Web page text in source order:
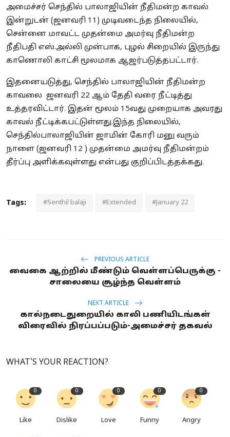
அமைச்சர் செந்தில் பாலாஜியின் நீதிமன்ற காவல்
இன்றுடன் (ஜனவரி 11) முடிவடைந்த நிலையில்,
சென்னை மாவட்ட முதன்மை அமர்வு நீதிமன்ற
நீதிபதி எஸ்.அல்லி முன்பாக, புழல் சிறையில் இருந்து
காணொலி காட்சி மூலமாக ஆஜர்படுத்தபட்டார்.
இதனையடுத்து, செந்தில் பாலாஜியின் நீதிமன்ற
காவலை ஜனவரி 22 ஆம் தேதி வரை நீட்டித்து
உத்தரவிட்டார். இதன் மூலம் 15வது முறையாக அவரது
காவல் நீட்டிக்கபட்டுள்ளது.இந்த நிலையில்,
செந்தில்பாலாஜியின் ஜாமின் கோரி மனு வரும்
நாளை (ஜனவரி 12 ) முதன்மை அமர்வு நீதிமன்றம்
தீர்ப்பு அளிக்கவுள்ளது என்பது குறிப்பிடத்தக்கது.
Tags: #Senthil balaji #Extended #January 22
PREVIOUS ARTICLE
வைகை ஆற்றில் மீண்டும் வெள்ளப்பெருக்கு -
சாலையை சூழ்ந்த வெள்ளம்
NEXT ARTICLE
கால்நடைதுறையில் காலி பணியிடங்கள்
விரைவில் நிரப்பப்படும்-அமைச்சர் தகவல்
WHAT'S YOUR REACTION?
0
Like
0
Dislike
0
Love
0
Funny
0
Angry